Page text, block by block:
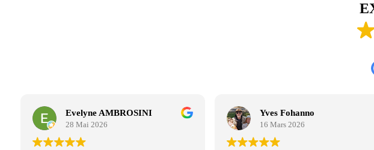
Evelyne AMBROSINI
28 Mai 2026
Yves Fohanno
16 Mars 2026